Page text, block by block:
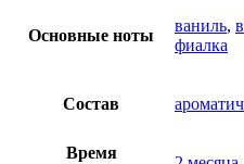
Основные ноты
ваниль,
фиалка
Состав
Время